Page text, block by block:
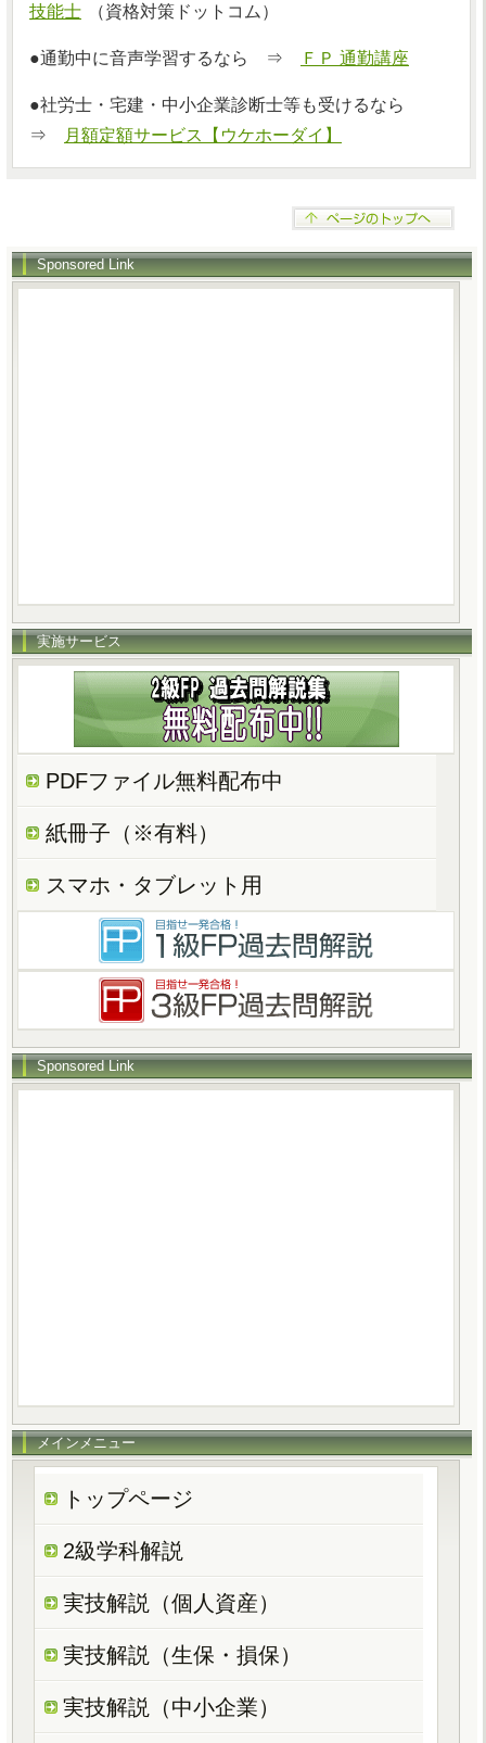
技能士
（資格対策ドットコム）
●通勤中に音声学習するなら ⇒ ＦＰ 通勤講座
●社労士・宅建・中小企業診断士等も受けるなら
⇒
月額定額サービス【ウケホーダイ】
Sponsored Link
実施サービス
PDFファイル無料配布中
紙冊子（※有料）
スマホ・タブレット用
Sponsored Link
メインメニュー
トップページ
2級学科解説
実技解説（個人資産）
実技解説（生保・損保）
実技解説（中小企業）